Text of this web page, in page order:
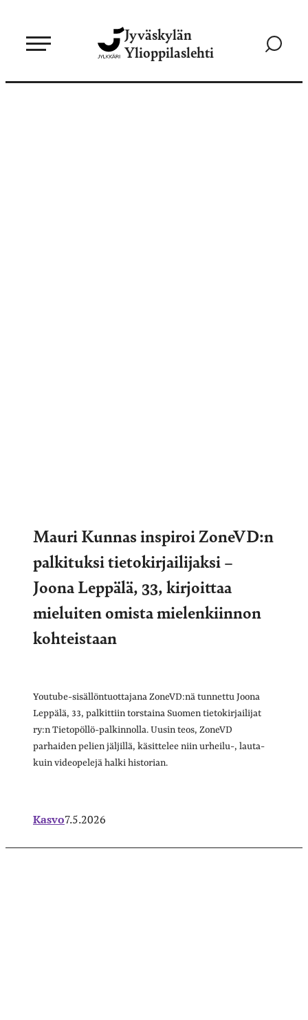
sisältöön
Jyväskylän
Ylioppilaslehti
Siirry
Mauri Kunnas inspiroi ZoneVD:n
palkituksi tietokirjailijaksi –
Joona Leppälä, 33, kirjoittaa
mieluiten omista mielenkiinnon
kohteistaan
Youtube-sisällöntuottajana ZoneVD:nä tunnettu Joona
Leppälä, 33, palkittiin torstaina Suomen tietokirjailijat
ry:n Tietopöllö-palkinnolla. Uusin teos, ZoneVD
parhaiden pelien jäljillä, käsittelee niin urheilu-, lauta-
kuin videopelejä halki historian.
Kasvo7.5.2026